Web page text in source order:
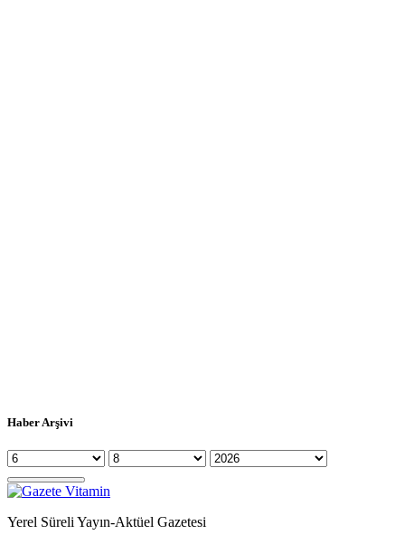
Haber Arşivi
Yerel Süreli Yayın-Aktüel Gazetesi